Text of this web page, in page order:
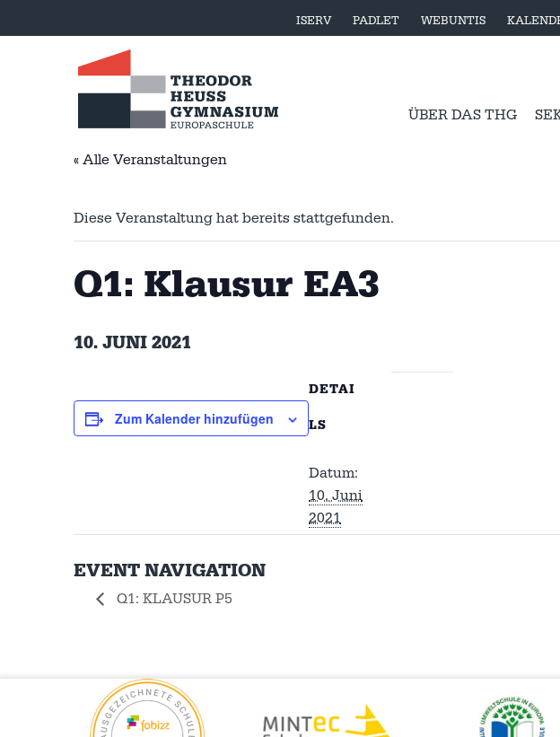
ISERV PADLET WEBUNTIS
ÜBER DAS THG
« Alle Veranstaltungen
Diese Veranstaltung hat bereits stattgefunden.
Q1: Klausur EA3
10. JUNI 2021
Zum Kalender hinzufügen
DETAI
LS
Datum:
10. Juni
2021
EVENT NAVIGATION
Q1: KLAUSUR P5